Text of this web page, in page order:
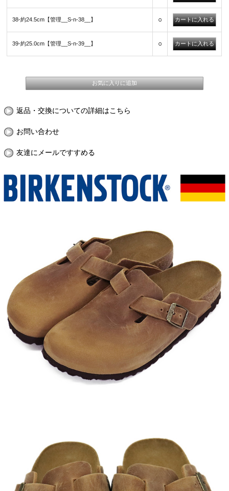
38-約24.5cm【管理__S-n-38__】 ○
39-約25.0cm【管理__S-n-39__】 ○
返品・交換についての詳細はこちら
お問い合わせ
友達にメールですすめる